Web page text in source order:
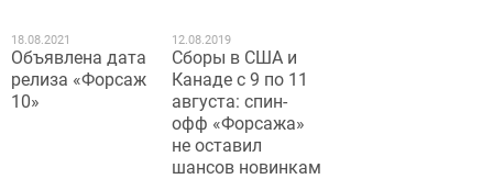
18.08.2021
Объявлена дата
релиза «Форсаж
10»
12.08.2019
Сборы в США и
Канаде с 9 по 11
августа: спин-
офф «Форсажа»
не оставил
шансов новинкам